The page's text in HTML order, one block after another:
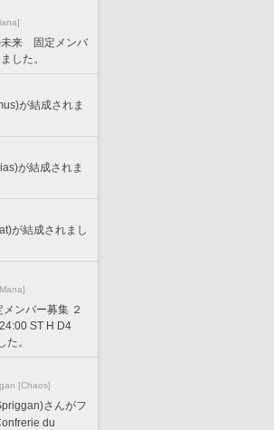
未来 固定メンバ
した。
が結成されま
が結成されま
が結成されまし
メンバー募集 ２
ST H D4
た。
[Chaos]
さんがフ
du